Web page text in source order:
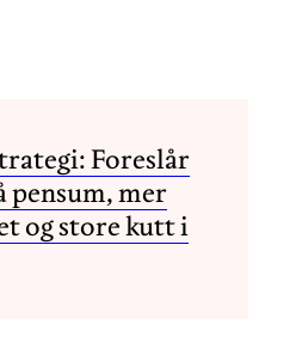
Foreslår
pensum, mer
og store kutt i